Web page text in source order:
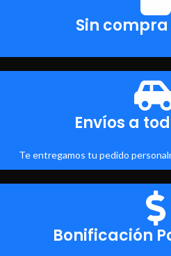
Sin
Envíos a
Te entregamos tu pedido
Bonificación